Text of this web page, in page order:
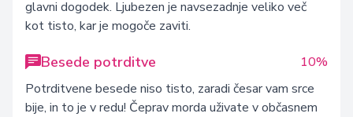
glavni dogodek. Ljubezen je navsezadnje veliko več
kot tisto, kar je mogoče zaviti.
Besede potrditve
10%
Potrditvene besede niso tisto, zaradi česar vam srce
bije, in to je v redu! Čeprav morda uživate v občasnem